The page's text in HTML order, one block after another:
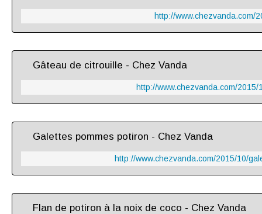
http://www.chezvanda.com/
Gâteau de citrouille - Chez Vanda
http://www.chezvanda.com/
Galettes pommes potiron - Chez Vanda
http://www.chezvanda.com/2015/10/
Flan de potiron à la noix de coco - Chez Vanda